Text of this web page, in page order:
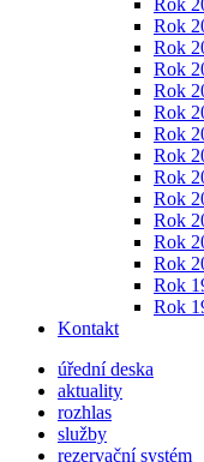
Rok
Rok
Rok
Rok
Rok
Rok
Rok
Rok
Rok
Rok
Rok
Rok
Rok
Rok
Rok
Kontakt
úřední deska
aktuality
rozhlas
služby
rezervační systém